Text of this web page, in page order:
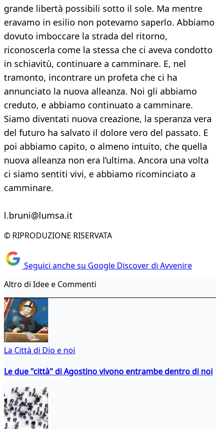
grande libertà possibili sotto il sole. Ma mentre
eravamo in esilio non potevamo saperlo. Abbiamo
dovuto imboccare la strada del ritorno,
riconoscerla come la stessa che ci aveva condotto
in schiavitù, continuare a camminare. E, nel
tramonto, incontrare un profeta che ci ha
annunciato la nuova alleanza. Noi gli abbiamo
creduto, e abbiamo continuato a camminare.
Siamo diventati nuova creazione, la speranza vera
del futuro ha salvato il dolore vero del passato. E
poi abbiamo capito, o almeno intuito, che quella
nuova alleanza non era l’ultima. Ancora una volta
ci siamo sentiti vivi, e abbiamo ricominciato a
camminare.
l.bruni@lumsa.it
© RIPRODUZIONE RISERVATA
Seguici anche su Google Discover di Avvenire
Altro di Idee e Commenti
La Città di Dio e noi
Le due "città" di Agostino vivono entrambe dentro di noi